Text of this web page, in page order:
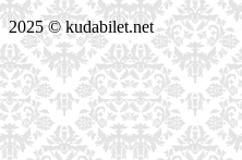
2025 © kudabilet.net